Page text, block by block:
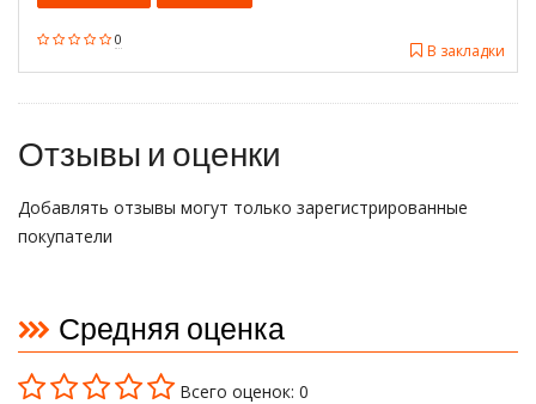
0
В закладки
Отзывы и оценки
Добавлять отзывы могут только зарегистрированные
покупатели
Средняя оценка
Всего оценок: 0